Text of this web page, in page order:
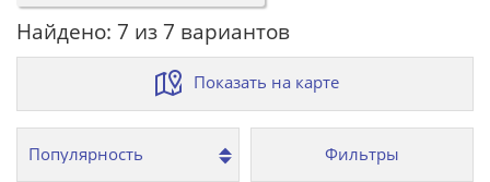
Найдено: 7 из 7 вариантов
Показать на карте
Фильтры